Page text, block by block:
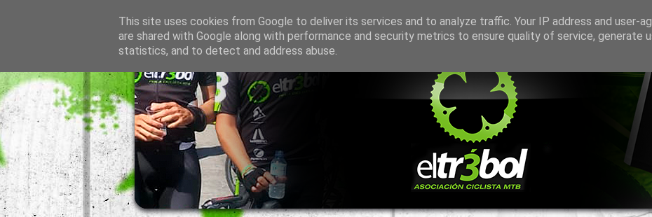
This site uses cookies from Google to deliver its services and to analyze traffic. Your IP address and user-
are shared with Google along with performance and security metrics to ensure quality of service, generate
statistics, and to detect and address abuse.